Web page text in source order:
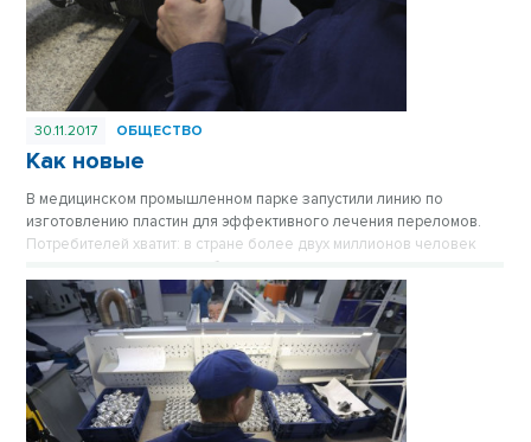
30.11.2017 ОБЩЕСТВО
Как новые
В медицинском промышленном парке запустили линию по
изготовлению пластин для эффективного лечения переломов.
Потребителей хватит: в стране более двух миллионов человек
ежегодно получают подобные травмы.